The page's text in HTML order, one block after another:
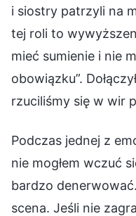
i siostry patrzyli na
tej roli to
mieć sumienie i nie
obowiązku”.
rzuciliśmy się w wir
Podczas jednej z
nie mogłem wczuć
bardzo
scena. Jeśli nie